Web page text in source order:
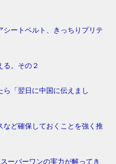
ートベルト、きっちりプリテ
る。その２
「翌日に中国に伝えまし
など確保しておくことを強く推
ーパーワンの実力が解ってき